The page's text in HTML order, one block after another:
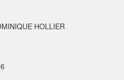
HOLLIER